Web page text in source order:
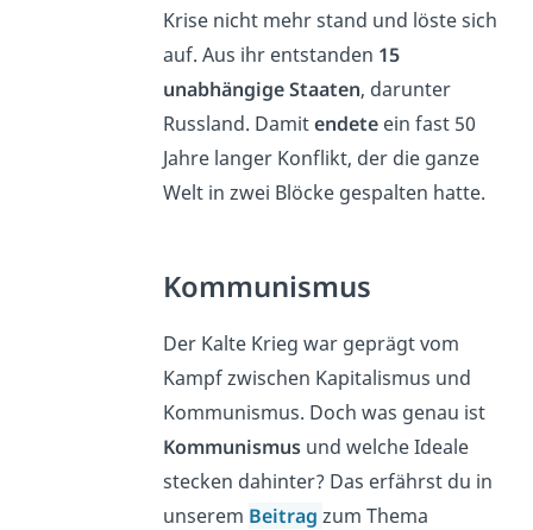
Krise nicht mehr stand und löste sich
auf. Aus ihr entstanden 15
unabhängige Staaten, darunter
Russland. Damitendeteein fast 50
Jahre langer Konflikt, der die ganze
Welt in zwei Blöcke gespalten hatte.
Kommunismus
Der Kalte Krieg war geprägt vom
Kampf zwischen Kapitalismus und
Kommunismus. Doch was genau ist
Kommunismusund welche Ideale
stecken dahinter? Das erfährst du in
unserem Beitrag zum Thema